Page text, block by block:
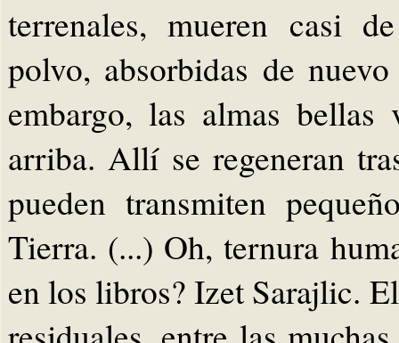
terrenales, mueren casi
polvo, absorbidas de
embargo, las almas
arriba. Allí se regeneran
pueden transmiten
Tierra. (...) Oh, ternura
en los libros? Izet Sarajlic.